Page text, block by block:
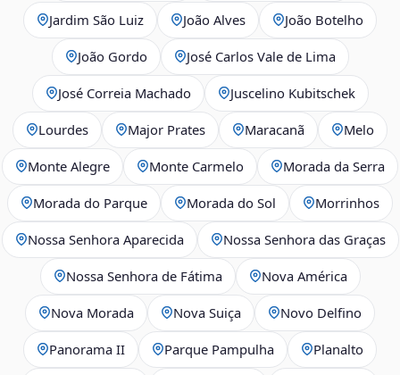
Jardim São Luiz João Alves João Botelho
João Gordo José Carlos Vale de Lima
José Correia Machado Juscelino Kubitschek
Lourdes Major Prates Maracanã Melo
Monte Alegre Monte Carmelo Morada da Serra
Morada do Parque Morada do Sol Morrinhos
Nossa Senhora Aparecida Nossa Senhora das Graças
Nossa Senhora de Fátima Nova América
Nova Morada Nova Suiça Novo Delfino
Panorama II Parque Pampulha Planalto